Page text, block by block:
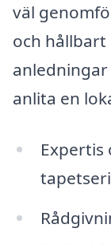
väl
och
anlita en